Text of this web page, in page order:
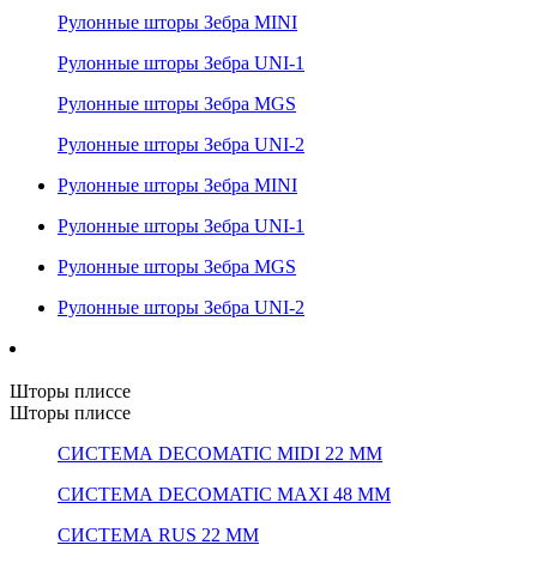
Рулонные шторы Зебра MINI
Рулонные шторы Зебра UNI-1
Рулонные шторы Зебра MGS
Рулонные шторы Зебра UNI-2
Рулонные шторы Зебра MINI
Рулонные шторы Зебра UNI-1
Рулонные шторы Зебра MGS
Рулонные шторы Зебра UNI-2
Шторы плиссе
Шторы плиссе
СИСТЕМА DECOMATIC MIDI 22 ММ
СИСТЕМА DECOMATIC MAXI 48 ММ
СИСТЕМА RUS 22 ММ